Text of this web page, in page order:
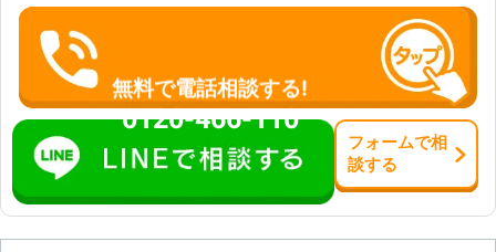
無料で電話相談する!
0120-466-110
フォームで相
談する